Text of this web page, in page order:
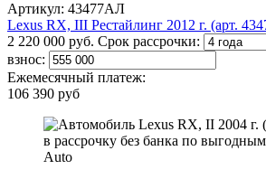
Артикул: 43477АЛ
Lexus RX, III Рестайлинг 2012 г. (арт.
2 220 000 руб. Срок рассрочки:
взнос:
Ежемесячный платеж:
106 390 руб